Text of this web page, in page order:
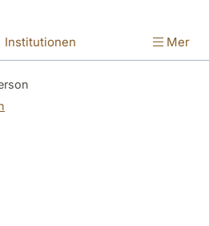
Institutionen Mer